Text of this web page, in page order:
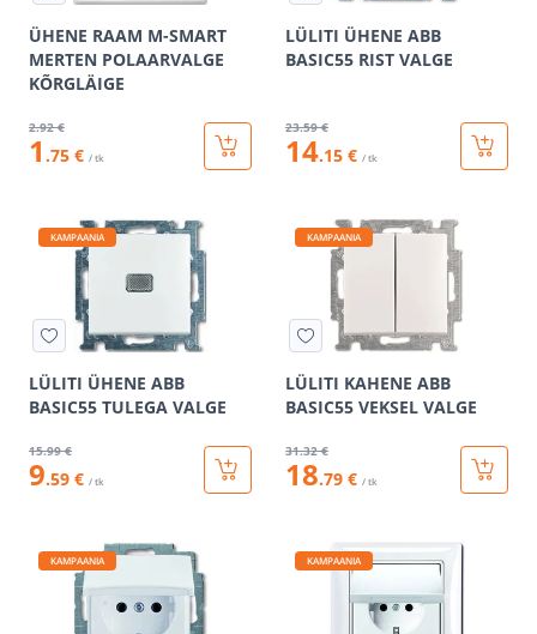
ÜHENE RAAM M-SMART
MERTEN POLAARVALGE
KÕRGLÄIGE
2.92 €
1 .75 € / tk
LÜLITI ÜHENE ABB
BASIC55 RIST VALGE
23.59 €
14.15 € / tk
KAMPAANIA
LÜLITI ÜHENE ABB
BASIC55 TULEGA VALGE
15.99 €
9.59 € / tk
KAMPAANIA
LÜLITI KAHENE ABB
BASIC55 VEKSEL VALGE
31.32 €
18.79 € / tk
KAMPAANIA KAMPAANIA